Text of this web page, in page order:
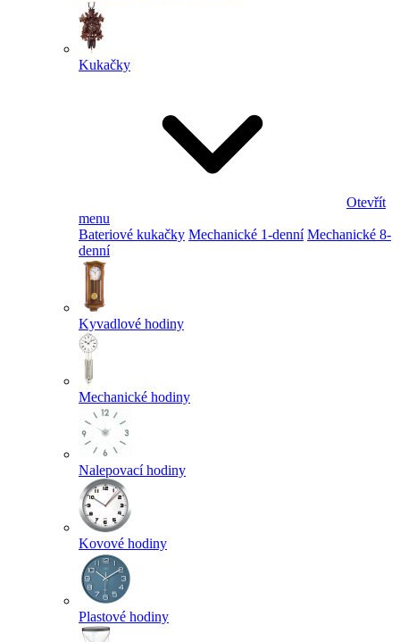
Kukačky
Otevřít
menu
Bateriové kukačky Mechanické 1-denní Mechanické 8-
denní
Kyvadlové hodiny
Mechanické hodiny
Nalepovací hodiny
Kovové hodiny
Plastové hodiny